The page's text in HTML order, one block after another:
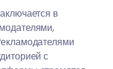
в
с